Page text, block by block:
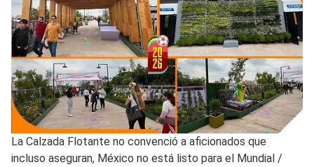
La Calzada Flotante no convenció a aficionados que
incluso aseguran, México no está listo para el Mundial /